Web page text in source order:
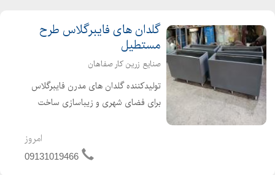
گلدان های فایبرگلاس طرح
مستطیل
صنایع زرین کار صفاهان
تولیدکننده گلدان های مدرن فایبرگلاس
برای فضای شهری و زیباسازی ساخت
انواع گلدان های فایبرگلاس در طرح های
مستطیل شکل و پایه دار وکلاسیک و....
امروز
09131019466